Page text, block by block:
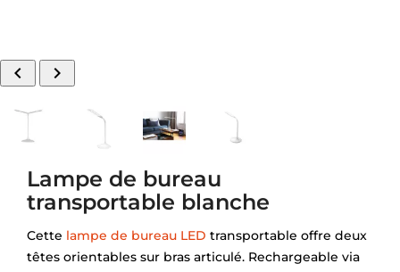
 
Lampe de bureau
transportable blanche
Cette lampe de bureau LED transportable offre deux
têtes orientables sur bras articulé. Rechargeable via